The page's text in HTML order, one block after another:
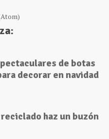
de botas
decorar en navidad
haz un buzón